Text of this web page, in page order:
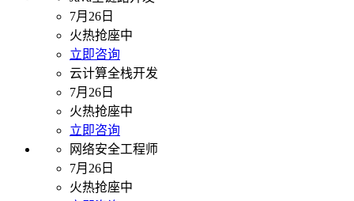
7月26日
火热抢座中
立即咨询
云计算全栈开发
7月26日
火热抢座中
立即咨询
网络安全工程师
7月26日
火热抢座中